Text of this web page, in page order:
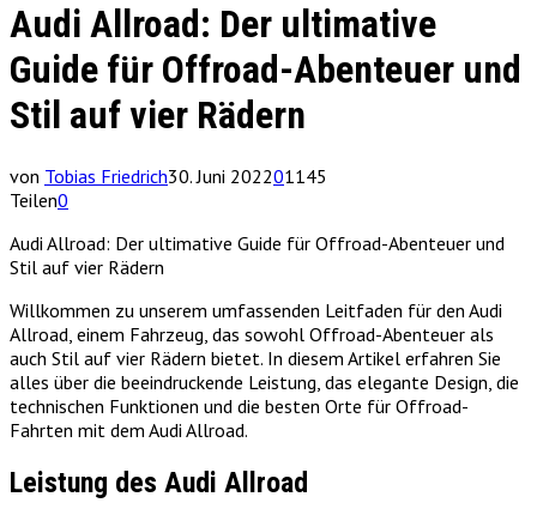
Audi Allroad: Der ultimative
Guide für Offroad-Abenteuer und
Stil auf vier Rädern
von Tobias Friedrich30. Juni 202201145
Teilen0
Audi Allroad: Der ultimative Guide für Offroad-Abenteuer und
Stil auf vier Rädern
Willkommen zu unserem umfassenden Leitfaden für den Audi
Allroad, einem Fahrzeug, das sowohl Offroad-Abenteuer als
auch Stil auf vier Rädern bietet. In diesem Artikel erfahren Sie
alles über die beeindruckende Leistung, das elegante Design, die
technischen Funktionen und die besten Orte für Offroad-
Fahrten mit dem Audi Allroad.
Leistung des Audi Allroad